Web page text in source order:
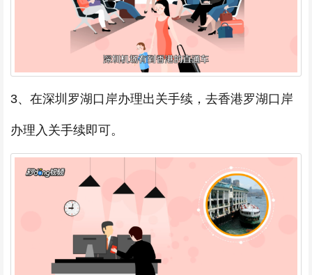
3、在深圳罗湖口岸办理出关手续，去香港罗湖口岸
办理入关手续即可。